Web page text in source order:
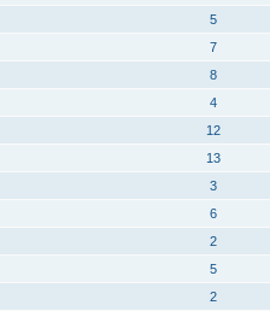
5
7
8
4
12
13
3
6
2
5
2